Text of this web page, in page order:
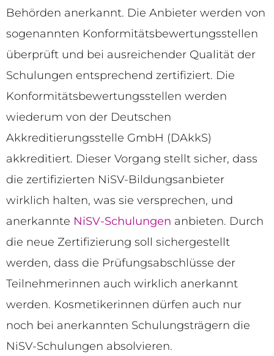
Behörden anerkannt. Die Anbieter werden von
sogenannten Konformitätsbewertungsstellen
überprüft und bei ausreichender Qualität der
Schulungen entsprechend zertifiziert. Die
Konformitätsbewertungsstellen werden
wiederum von der Deutschen
Akkreditierungsstelle GmbH (DAkkS)
akkreditiert. Dieser Vorgang stellt sicher, dass
die zertifizierten NiSV-Bildungsanbieter
wirklich halten, was sie versprechen, und
anerkannte NiSV-Schulungen anbieten. Durch
die neue Zertifizierung soll sichergestellt
werden, dass die Prüfungsabschlüsse der
Teilnehmerinnen auch wirklich anerkannt
werden. Kosmetikerinnen dürfen auch nur
noch bei anerkannten Schulungsträgern die
NiSV-Schulungen absolvieren.